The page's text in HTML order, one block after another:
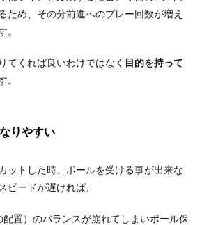
ため、その分前進へのプレー回数が増え
。
てくれば良いわけではなく 目的を持って
。
りやすい
ットした時、ボールを受ける事が出来な
ピードが遅ければ、
置）のバランスが崩れてしまいボール保